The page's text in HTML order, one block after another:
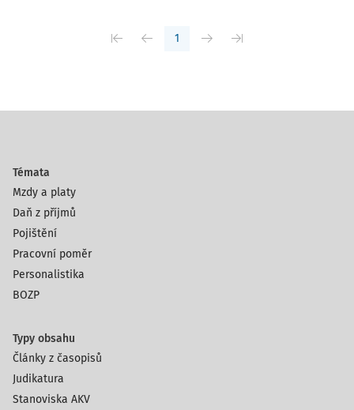
1
Témata
Mzdy a platy
Daň z příjmů
Pojištění
Pracovní poměr
Personalistika
BOZP
Typy obsahu
Články z časopisů
Judikatura
Stanoviska AKV